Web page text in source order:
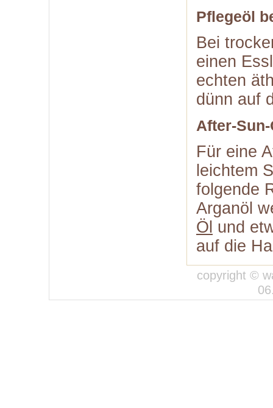
Pflegeöl
Bei
einen
echten
dünn auf
After-Sun-
Für eine
leichtem
folgende
Arganöl
Öl und
auf die
copyright ©